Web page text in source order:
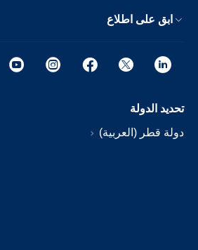
ابق على اطلاع
تحديد الدولة
دولة قطر (العربية)